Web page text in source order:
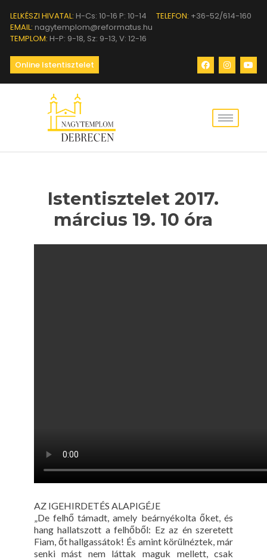
LELKÉSZI HIVATAL: H-Cs: 10-16 P: 10-14 TELEFON: +36-52/614-160
EMAIL: nagytemplom@reformatus.hu
TEMPLOM: H-P: 9-18, Sz: 9-13, V: 12-16
Online Istentisztelet
Istentisztelet 2017.
március 19. 10 óra
AZ IGEHIRDETÉS ALAPIGÉJE
„De felhő támadt, amely beárnyékolta őket, és
hang hallatszott a felhőből: Ez az én szeretett
Fiam, őt hallgassátok! És amint körülnéztek, már
senki mást nem láttak maguk mellett, csak